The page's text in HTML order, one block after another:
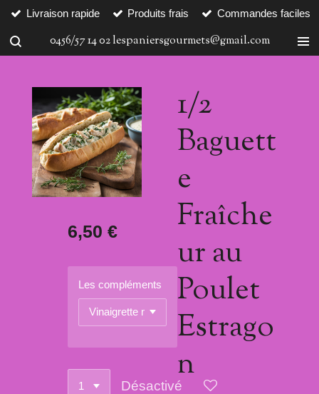
Passer
contenu
0456/57 14 02 lespaniersgourmets@gmail.com
Livraison rapide Produits frais Commandes faciles
1/2
Baguett
e
Fraîche
ur au
Poulet
Estrago
n
6,50 €
Les compléments
Désactivé